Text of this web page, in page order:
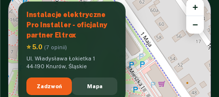
Instalacje elektryczne
Pro Installer - oficjalny
partner Eltrox
⭐ 5.0 (7 opinii)
Ul. Władysława Łokietka 1
44-190 Knurów, Śląskie
Zadzwoń Mapa
+
−